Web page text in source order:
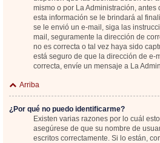
mismo o por La Administración,
esta información se le brindará al
se le envió un e-mail, siga las
mail, seguramente la dirección de
no es correcta o tal vez haya sido
está seguro de que la dirección de e-
correcta, envíe un mensaje a La
Arriba
¿Por qué no puedo identificarme?
Existen varias razones por lo cuál
asegúrese de que su nombre de
escritos correctamente. Si lo están,